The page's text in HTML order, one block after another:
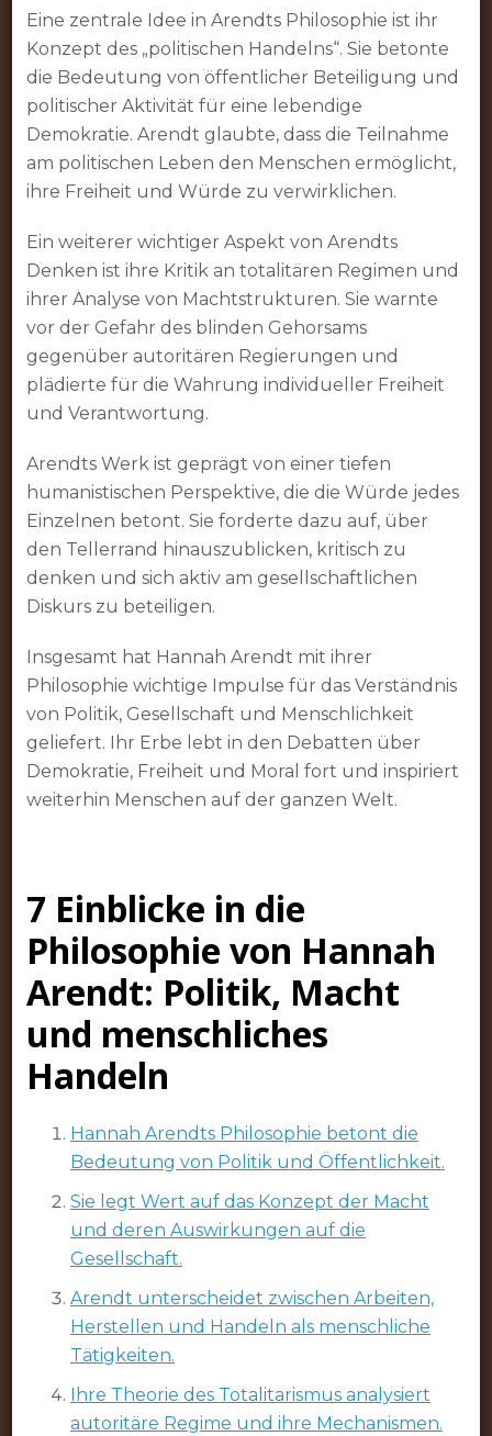
Eine zentrale Idee in Arendts Philosophie ist ihr
Konzept des „politischen Handelns“. Sie betonte
die Bedeutung von öffentlicher Beteiligung und
politischer Aktivität für eine lebendige
Demokratie. Arendt glaubte, dass die Teilnahme
am politischen Leben den Menschen ermöglicht,
ihre Freiheit und Würde zu verwirklichen.
Ein weiterer wichtiger Aspekt von Arendts
Denken ist ihre Kritik an totalitären Regimen und
ihrer Analyse von Machtstrukturen. Sie warnte
vor der Gefahr des blinden Gehorsams
gegenüber autoritären Regierungen und
plädierte für die Wahrung individueller Freiheit
und Verantwortung.
Arendts Werk ist geprägt von einer tiefen
humanistischen Perspektive, die die Würde jedes
Einzelnen betont. Sie forderte dazu auf, über
den Tellerrand hinauszublicken, kritisch zu
denken und sich aktiv am gesellschaftlichen
Diskurs zu beteiligen.
Insgesamt hat Hannah Arendt mit ihrer
Philosophie wichtige Impulse für das Verständnis
von Politik, Gesellschaft und Menschlichkeit
geliefert. Ihr Erbe lebt in den Debatten über
Demokratie, Freiheit und Moral fort und inspiriert
weiterhin Menschen auf der ganzen Welt.
7 Einblicke in die
Philosophie von Hannah
Arendt: Politik, Macht
und menschliches
Handeln
Hannah Arendts Philosophie betont die
Bedeutung von Politik und Öffentlichkeit.
Sie legt Wert auf das Konzept der Macht
und deren Auswirkungen auf die
Gesellschaft.
Arendt unterscheidet zwischen Arbeiten,
Herstellen und Handeln als menschliche
Tätigkeiten.
Ihre Theorie des Totalitarismus analysiert
autoritäre Regime und ihre Mechanismen.